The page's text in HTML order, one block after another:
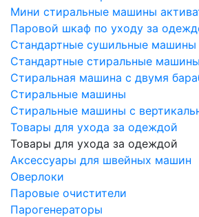
Мини стиральные машины
Паровой шкаф по уходу за
Стандартные сушильные машины
Стандартные стиральные машины
Стиральная машина с двумя
Стиральные машины
Стиральные машины с
Товары для ухода за одеждой
Товары для ухода за одеждой
Аксессуары для швейных машин
Оверлоки
Паровые очистители
Парогенераторы